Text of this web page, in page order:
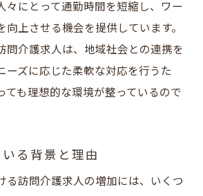
問介護求人の探し方と安城市の
求人情報の探し方
人選びのポイント
きやすい環境とは
人における地域情報の活用法
々にとって通勤時間を短縮し、ワー
向上させる機会を提供しています。
問介護求人は、地域社会との連携を
ーズに応じた柔軟な対応を行うた
ても理想的な環境が整っているので
る背景と理由
る訪問介護求人の増加には、いくつ